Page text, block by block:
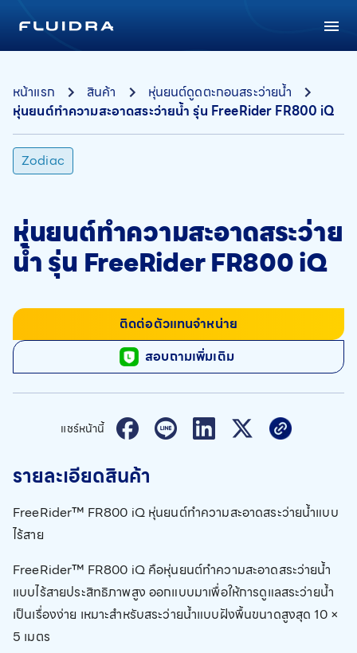
หน้าแรก สินค้า
หุ่นยนต์ดูดตะกอนสระว่ายน้ำ
หุ่นยนต์ทำความสะอาดสระว่ายน้ำ รุ่น FreeRider FR800 iQ
Zodiac
หุ่นยนต์ทำความสะอาดสระว่าย
น้ำ รุ่น FreeRider FR800 iQ
ติดต่อตัวแทนจำหน่าย
สอบถามเพิ่มเติม
แชร์หน้านี้
รายละเอียดสินค้า
FreeRider™ FR800 iQ หุ่นยนต์ทำความสะอาดสระว่ายน้ำแบบ
ไร้สาย
FreeRider™ FR800 iQ คือหุ่นยนต์ทำความสะอาดสระว่ายน้ำ
แบบไร้สายประสิทธิภาพสูง ออกแบบมาเพื่อให้การดูแลสระว่ายน้ำ
เป็นเรื่องง่าย เหมาะสำหรับสระว่ายน้ำแบบฝังพื้นขนาดสูงสุด 10 ×
5 เมตร